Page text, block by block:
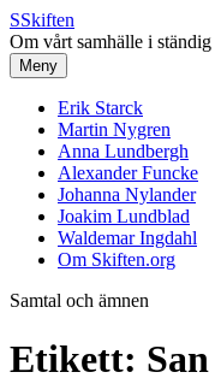
SSkiften
Om vårt samhälle i
Meny
Erik Starck
Martin Nygren
Anna Lundbergh
Alexander Funcke
Johanna Nylander
Joakim Lundblad
Waldemar Ingdahl
Om Skiften.org
Samtal och ämnen
Etikett: